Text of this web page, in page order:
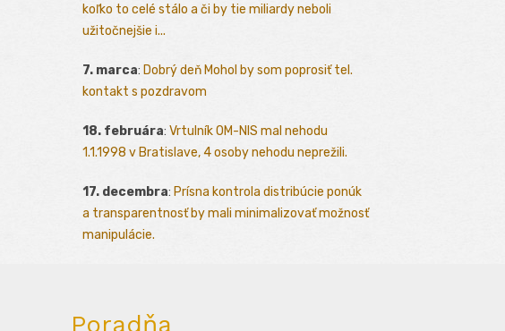
koľko to celé stálo a či by tie miliardy neboli
užitočnejšie i...
7. marca: Dobrý deň Mohol by som poprosiť tel.
kontakt s pozdravom
18. februára: Vrtulník OM-NIS mal nehodu
1.1.1998 v Bratislave, 4 osoby nehodu neprežili.
17. decembra: Prísna kontrola distribúcie ponúk
a transparentnosť by mali minimalizovať možnosť
manipulácie.
Poradňa